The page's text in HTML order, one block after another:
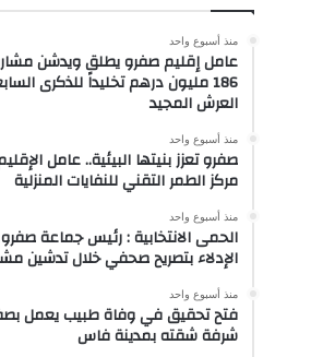
منذ أسبوع واحد
عامل إقليم صفرو يطلق ويدشن
186 مليون درهم تخليداً للذكرى
العرش المجيد
منذ أسبوع واحد
صفرو تعزز بنيتها البيئية.. عامل
مركز الطمر التقني للنفايات المنزلية
منذ أسبوع واحد
الحمى الانتخابية : رئيس جماعة
الإدلاء بتصريح صحفي خلال تدشين
منذ أسبوع واحد
فتح تحقيق في وفاة طبيب يعمل
شرفة شقته بمدينة فاس